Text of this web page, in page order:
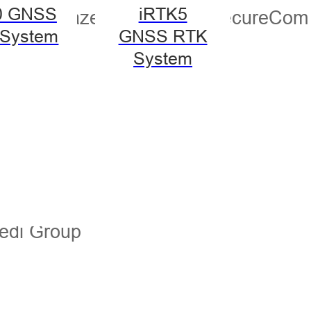
GNSS
iRTK5
GNSS RTK
System
fazem da PSbed SecureCom
Group